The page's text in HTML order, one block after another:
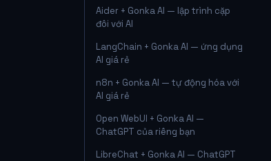
Aider + Gonka AI — lập trình cặp
đôi với AI
LangChain + Gonka AI — ứng dụng
AI giá rẻ
n8n + Gonka AI — tự động hóa với
AI giá rẻ
Open WebUI + Gonka AI —
ChatGPT của riêng bạn
LibreChat + Gonka AI — ChatGPT